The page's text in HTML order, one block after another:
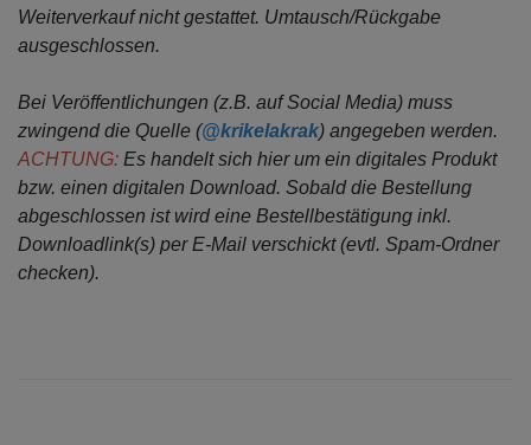
Weiterverkauf nicht gestattet. Umtausch/Rückgabe
ausgeschlossen.
Bei Veröffentlichungen (z.B. auf Social Media) muss
zwingend die Quelle (@krikelakrak) angegeben werden.
ACHTUNG: Es handelt sich hier um ein digitales Produkt
bzw. einen digitalen Download. Sobald die Bestellung
abgeschlossen ist wird eine Bestellbestätigung inkl.
Downloadlink(s) per E-Mail verschickt (evtl. Spam-Ordner
checken).